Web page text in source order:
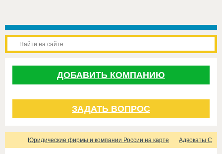
ДОБАВИТЬ КОМПАНИЮ
ЗАДАТЬ ВОПРОС
Юридические фирмы и компании России на карте Адвокаты